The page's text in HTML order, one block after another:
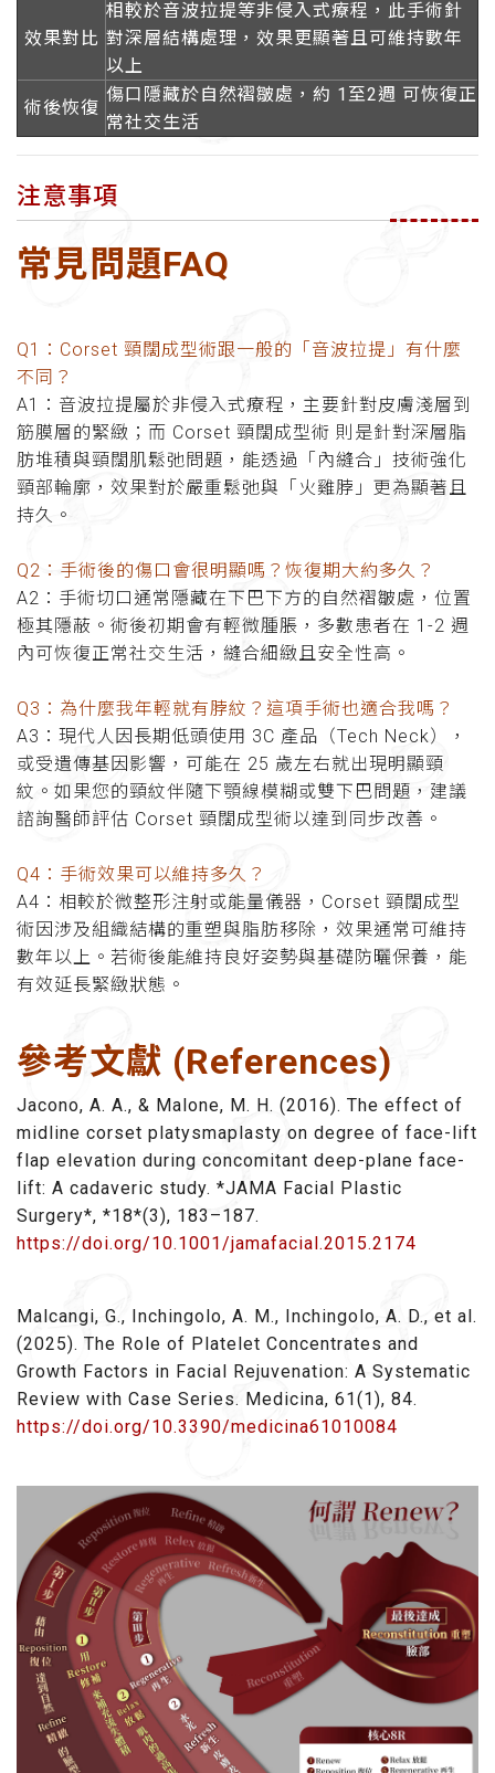
效果對比
相較於音波拉提等非侵入式療程，此手術針
對深層結構處理，效果更顯著且可維持數年
以上
術後恢復
傷口隱藏於自然褶皺處，約 1至2週 可恢復正
常社交生活
注意事項
常見問題FAQ
Q1：Corset 頸闊成型術跟一般的「音波拉提」有什麼
不同？
A1：音波拉提屬於非侵入式療程，主要針對皮膚淺層到
筋膜層的緊緻；而 Corset 頸闊成型術 則是針對深層脂
肪堆積與頸闊肌鬆弛問題，能透過「內縫合」技術強化
頸部輪廓，效果對於嚴重鬆弛與「火雞脖」更為顯著且
持久。
Q2：手術後的傷口會很明顯嗎？恢復期大約多久？
A2：手術切口通常隱藏在下巴下方的自然褶皺處，位置
極其隱蔽。術後初期會有輕微腫脹，多數患者在 1-2 週
內可恢復正常社交生活，縫合細緻且安全性高。
Q3：為什麼我年輕就有脖紋？這項手術也適合我嗎？
A3：現代人因長期低頭使用 3C 產品（Tech Neck），
或受遺傳基因影響，可能在 25 歲左右就出現明顯頸
紋。如果您的頸紋伴隨下顎線模糊或雙下巴問題，建議
諮詢醫師評估 Corset 頸闊成型術以達到同步改善。
Q4：手術效果可以維持多久？
A4：相較於微整形注射或能量儀器，Corset 頸闊成型
術因涉及組織結構的重塑與脂肪移除，效果通常可維持
數年以上。若術後能維持良好姿勢與基礎防曬保養，能
有效延長緊緻狀態。
參考文獻 (References)
Jacono, A. A., & Malone, M. H. (2016). The effect of
midline corset platysmaplasty on degree of face-lift
flap elevation during concomitant deep-plane face-
lift: A cadaveric study. *JAMA Facial Plastic
Surgery*, *18*(3), 183–187.
https://doi.org/10.1001/jamafacial.2015.2174
Malcangi, G., Inchingolo, A. M., Inchingolo, A. D., et al.
(2025). The Role of Platelet Concentrates and
Growth Factors in Facial Rejuvenation: A Systematic
Review with Case Series. Medicina, 61(1), 84.
https://doi.org/10.3390/medicina61010084